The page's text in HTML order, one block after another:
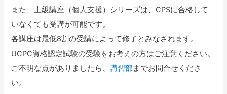
また、上級講座（個人支援）シリーズは、CPSに合格して
いなくても受講が可能です。
各講座は最低8割の受講によって修了とみなされます。
UCPC資格認定試験の受験をお考えの方はご注意ください。
ご不明な点がありましたら、講習部 までお問合せくださ
い。